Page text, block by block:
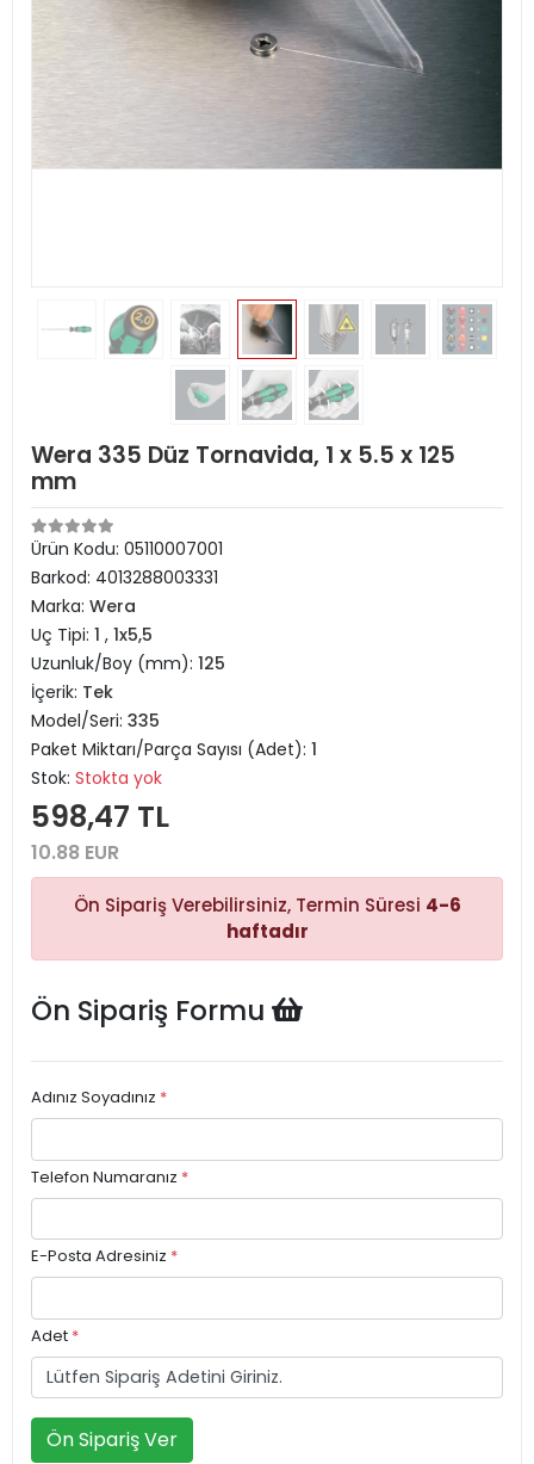
Wera 335 Düz Tornavida, 1 x 5.5 x 125
mm
Ürün Kodu: 05110007001
Barkod: 4013288003331
Marka: Wera
Uç Tipi: 1 , 1x5,5
Uzunluk/Boy (mm): 125
İçerik: Tek
Model/Seri: 335
Paket Miktarı/Parça Sayısı (Adet): 1
Stok: Stokta yok
598,47 TL
10.88 EUR
Ön Sipariş Verebilirsiniz, Termin Süresi 4-6
haftadır
Ön Sipariş Formu
Adınız Soyadınız *
Telefon Numaranız *
E-Posta Adresiniz *
Adet *
Ön Sipariş Ver